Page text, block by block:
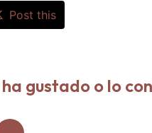
Post this
gustado o lo